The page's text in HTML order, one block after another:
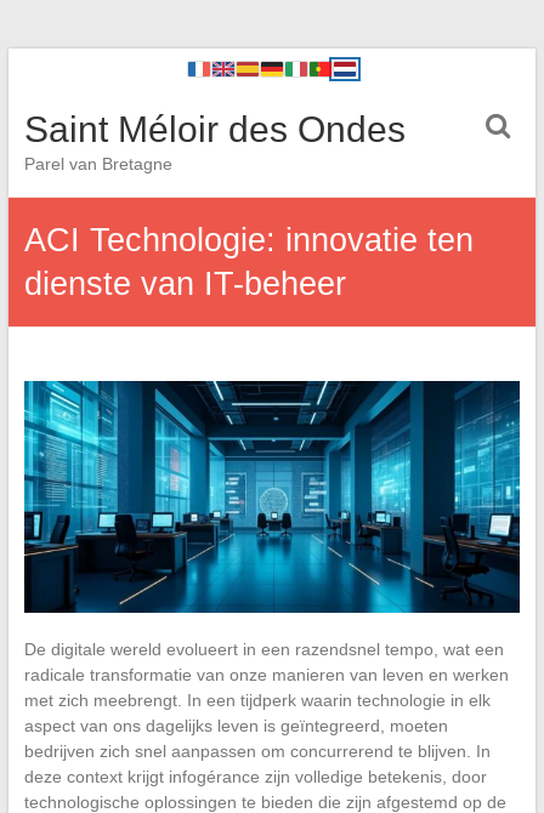
Saint Méloir des Ondes
Parel van Bretagne
ACI Technologie: innovatie ten
dienste van IT-beheer
De digitale wereld evolueert in een razendsnel tempo, wat een
radicale transformatie van onze manieren van leven en werken
met zich meebrengt. In een tijdperk waarin technologie in elk
aspect van ons dagelijks leven is geïntegreerd, moeten
bedrijven zich snel aanpassen om concurrerend te blijven. In
deze context krijgt infogérance zijn volledige betekenis, door
technologische oplossingen te bieden die zijn afgestemd op de